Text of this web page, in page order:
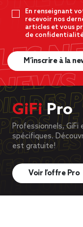
En renseignant
recevoir nos
articles et vous
de
M’inscrire à la
GiFiPro
Professionnels,
spécifiques.
est gratuite!
Voir l’offre Pro